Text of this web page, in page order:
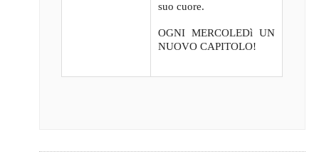
suo cuore.
OGNI MERCOLEDì UN
NUOVO CAPITOLO!